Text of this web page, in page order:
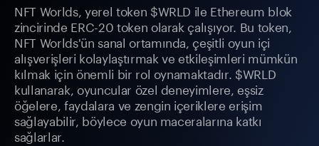
NFT Worlds, yerel token $WRLD ile Ethereum blok
zincirinde ERC-20 token olarak çalışıyor. Bu token,
NFT Worlds'ün sanal ortamında, çeşitli oyun içi
alışverişleri kolaylaştırmak ve etkileşimleri mümkün
kılmak için önemli bir rol oynamaktadır. $WRLD
kullanarak, oyuncular özel deneyimlere, eşsiz
öğelere, faydalara ve zengin içeriklere erişim
sağlayabilir, böylece oyun maceralarına katkı
sağlarlar.